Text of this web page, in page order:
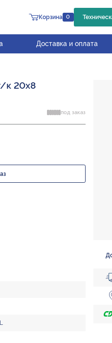
Корзина 0
Доставка и оплата
к 20х8
под заказ